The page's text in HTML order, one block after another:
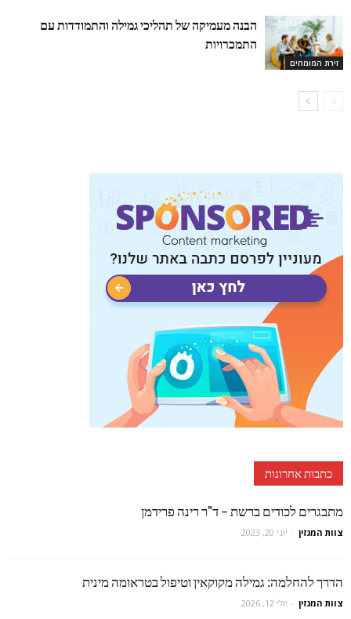
זירת המומחים
הבנה מעמיקה של תהליכי גמילה והתמודדות עם
התמכרויות
כתבות אחרונות
מתבגרים לכודים ברשת – ד"ר רינה פרידמן
צוות המגזין - יוני 20, 2023
הדרך להחלמה: גמילה מקוקאין וטיפול בטראומה מינית
צוות המגזין - יולי 12, 2026